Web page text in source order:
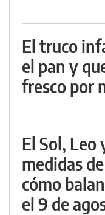
El truco
el pan y
fresco por
El Sol,
medidas
cómo
el 9 de